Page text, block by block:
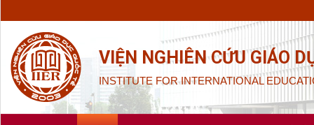
VIỆN NGHIÊN CỨU GIÁO
INSTITUTE FOR INTERNATIONAL